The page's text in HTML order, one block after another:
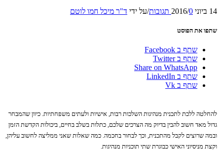
14 ביוני 2016 /0 תגובות /על ידי ד"ר מיכל חמו לוטם
שתפו את הפוסט
שתף ב Facebook
שתף ב Twitter
Share on WhatsApp
שתף ב LinkedIn
שתף ב Vk
להחלטה ללכת לתכנית מנהיגות השלכות רבות, אישיות ולעתים משפחתיות. כיוון שהמבחר
גדול מאד חשוב להבין בדיוק מה הצרכים שלכם, כתלות בשלב בחיים, ביכולות הקדשת הזמן
ובמה שרוצים לקבל מהתכנית, וכך לבחור בחכמה. כמה שאלות שאני ממליצה לחשוב עליהן,
וקצת מניסיוני האישי כבוגרת שתי תוכניות מנהיגות.